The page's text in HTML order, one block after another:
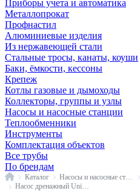
Приборы учета и автоматика
Металлопрокат
Профнастил
Алюминиевые изделия
Из нержавеющей стали
Стальные тросы, канаты, коуши
Баки, ёмкости, кессоны
Крепеж
Котлы газовые и дымоходы
Коллекторы, группы и узлы
Насосы и насосные станции
Теплообменники
Инструменты
Комплектация объектов
Все трубы
По брендам
ГлавнаяКаталог
Насос дренажный Unilift KP Grundfos